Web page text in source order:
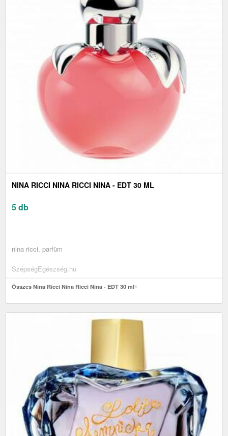
NINA RICCI NINA RICCI NINA - EDT 30 ML
5 db
nina ricci, parfüm
SzépségEgészség.hu
Összes Nina Ricci Nina Ricci Nina - EDT 30 ml